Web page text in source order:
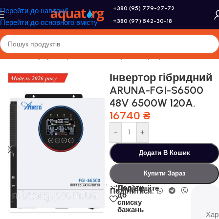
Перейти до навігації
Перейти до основного вмісту
+380 (95) 779-27-72
+380 (97) 542-30-18
Головна/Акумулятори, сонячні батареї, інвертори
Інвертор гібридний
ARUNA-FGI-S6500
48V 6500W 120A.
16740 ₴
- +
Додати В Кошик
Купити Зараз
Порівняйте
Додати
до
списку
бажань
Поділитися: